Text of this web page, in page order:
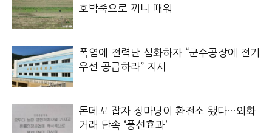
호박죽으로 끼니 때워
폭염에 전력난 심화하자 “군수공장에 전기
우선 공급하라” 지시
돈데꼬 잡자 장마당이 환전소 됐다…외화
거래 단속 ‘풍선효과’